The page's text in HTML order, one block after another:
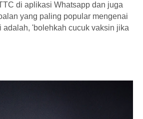
di aplikasi Whatsapp dan juga
yang paling popular mengenai
adalah, 'bolehkah cucuk vaksin jika